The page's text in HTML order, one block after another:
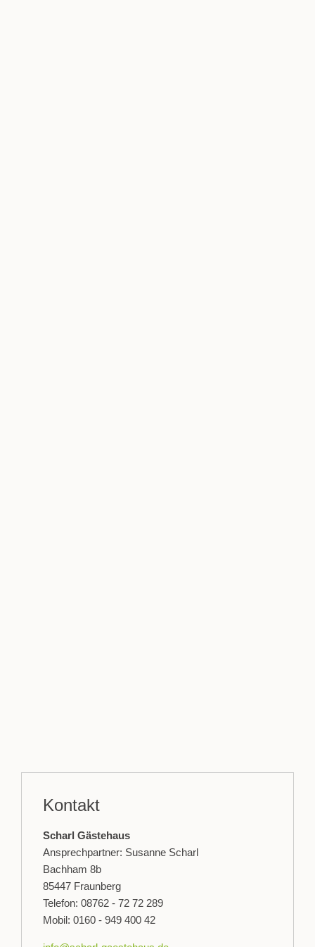
Kontakt
Scharl Gästehaus
Ansprechpartner: Susanne Scharl
Bachham 8b
85447 Fraunberg
Telefon: 08762 - 72 72 289
Mobil: 0160 - 949 400 42